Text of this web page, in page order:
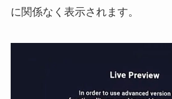
に関係なく表示されます。